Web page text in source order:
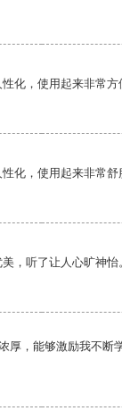
化，使用起来非常方
化，使用起来非常舒
，听了让人心旷神怡
厚，能够激励我不断